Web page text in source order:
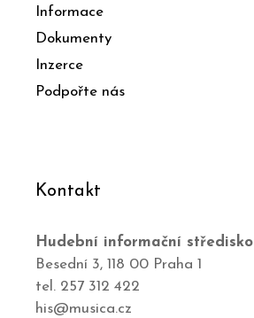
Informace
Dokumenty
Inzerce
Podpořte nás
Kontakt
Hudební informační středisko
Besední 3, 118 00 Praha 1
tel. 257 312 422
his@musica.cz